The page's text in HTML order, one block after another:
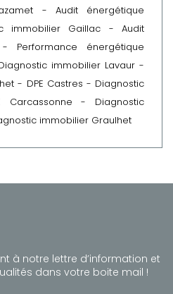
- Audit énergétique
immobilier Gaillac -Audit
- Performance énergétique
immobilier Lavaur-
- DPE Castres - Diagnostic
Carcassonne - Diagnostic
immobilier Graulhet
à notre lettre d’information et
dans votre boite mail !